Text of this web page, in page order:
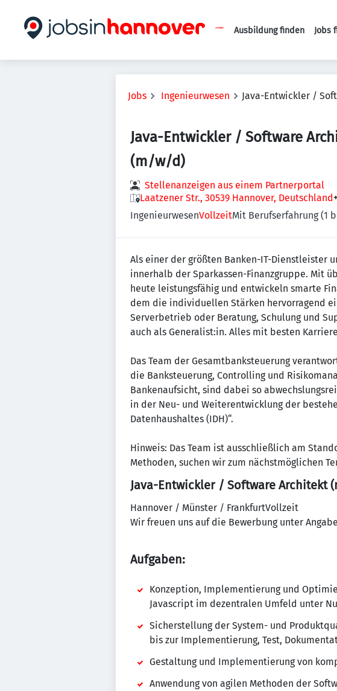
Ausbildung finden Jobs
Jobs Ingenieurwesen Java-Entwickler /
Java-Entwickler / Software
(m/w/d)
Stellenanzeigen aus einem Partnerportal
Laatzener Str., 30539 Hannover, Deutschland+
IngenieurwesenVollzeitMit Berufserfahrung (1
Als einer der größten Banken-IT-Dienstleister
innerhalb der Sparkassen-Finanzgruppe. Mit
heute leistungsfähig und entwickeln smarte
dem die individuellen Stärken hervorragend
Serverbetrieb oder Beratung, Schulung und
auch als Generalist:in. Alles mit besten
Das Team der Gesamtbanksteuerung
die Banksteuerung, Controlling und
Bankenaufsicht, sind dabei so
in der Neu- und Weiterentwicklung der
Datenhaushaltes (IDH)“.
Hinweis: Das Team ist ausschließlich am
Methoden, suchen wir zum nächstmöglichen
Java-Entwickler / Software Architekt
Hannover / Münster / FrankfurtVollzeit
Wir freuen uns auf die Bewerbung unter
Aufgaben:
Konzeption, Implementierung und
Javascript im dezentralen Umfeld unter
Sicherstellung der System- und
bis zur Implementierung, Test,
Gestaltung und Implementierung von
Anwendung von agilen Methoden der